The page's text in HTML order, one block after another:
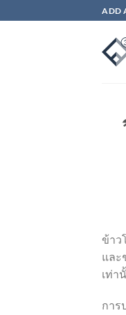
ไป
ADD
ข้าว
และ
เท่า
การ